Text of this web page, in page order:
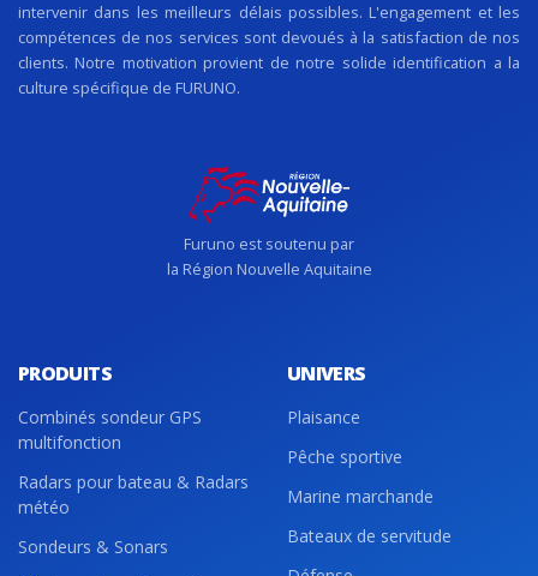
intervenir dans les meilleurs délais possibles. L'engagement et les
compétences de nos services sont devoués à la satisfaction de nos
clients. Notre motivation provient de notre solide identification a la
culture spécifique de FURUNO.
Furuno est soutenu par
la Région Nouvelle Aquitaine
PRODUITS
Combinés sondeur GPS
multifonction
Radars pour bateau & Radars
météo
Sondeurs & Sonars
UNIVERS
Plaisance
Pêche sportive
Marine marchande
Bateaux de servitude